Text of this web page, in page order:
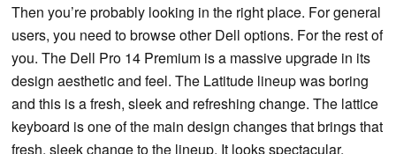
Then you’re probably looking in the right place. For general
users, you need to browse other Dell options. For the rest of
you. The Dell Pro 14 Premium is a massive upgrade in its
design aesthetic and feel. The Latitude lineup was boring
and this is a fresh, sleek and refreshing change. The lattice
keyboard is one of the main design changes that brings that
fresh, sleek change to the lineup. It looks spectacular,